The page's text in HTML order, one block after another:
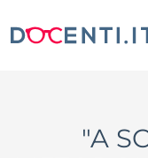
"A